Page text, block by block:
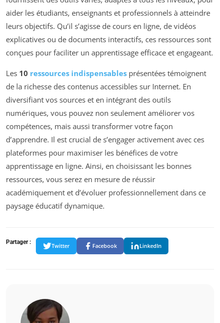
aider les étudiants, enseignants et professionnels à atteindre
leurs objectifs. Qu’il s’agisse de cours en ligne, de vidéos
explicatives ou de documents interactifs, ces ressources sont
conçues pour faciliter un apprentissage efficace et engageant.
Les 10 ressources indispensables présentées témoignent
de la richesse des contenus accessibles sur Internet. En
diversifiant vos sources et en intégrant des outils
numériques, vous pouvez non seulement améliorer vos
compétences, mais aussi transformer votre façon
d’apprendre. Il est crucial de s’engager activement avec ces
plateformes pour maximiser les bénéfices de votre
apprentissage en ligne. Ainsi, en choisissant les bonnes
ressources, vous serez en mesure de réussir
académiquement et d’évoluer professionnellement dans ce
paysage éducatif dynamique.
Partager :
Twitter Facebook LinkedIn